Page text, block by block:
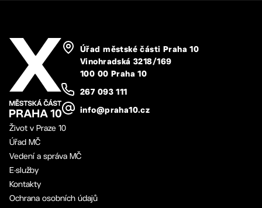
Úřad městské části Praha 10
Vinohradská 3218/169
100 00 Praha 10
267 093 111
info@praha10.cz
Život v Praze 10
Úřad MČ
Vedení a správa MČ
E-služby
Kontakty
Ochrana osobních údajů